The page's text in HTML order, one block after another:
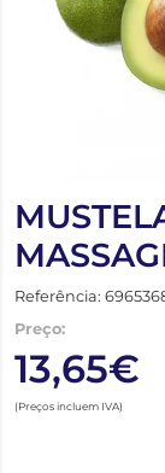
Referência:
Preço:
13,65€
(Preços incluem IVA)